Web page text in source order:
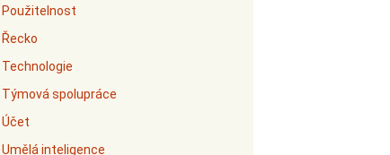
Použitelnost
Řecko
Technologie
Týmová spolupráce
Účet
Umělá inteligence